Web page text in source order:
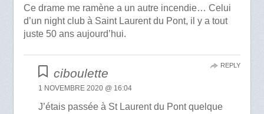
Ce drame me ramène a un autre incendie… Celui
d’un night club à Saint Laurent du Pont, il y a tout
juste 50 ans aujourd’hui.
ciboulette
1 NOVEMBRE 2020 @ 16:04
J’étais passée à St Laurent du Pont quelque
REPLY